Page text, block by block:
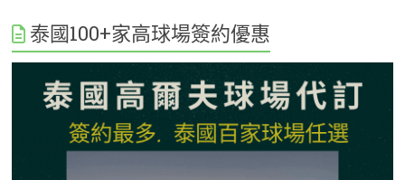
泰國100+家高球場簽約優惠